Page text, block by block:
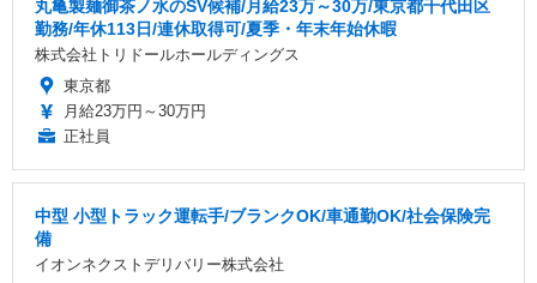
丸亀製麺御茶ノ水のSV候補/月給23万～30万/東京都千代田区
勤務/年休113日/連休取得可/夏季・年末年始休暇
株式会社トリドールホールディングス
東京都
月給23万円～30万円
正社員
中型 小型トラック運転手/ブランクOK/車通勤OK/社会保険完
備
イオンネクストデリバリー株式会社